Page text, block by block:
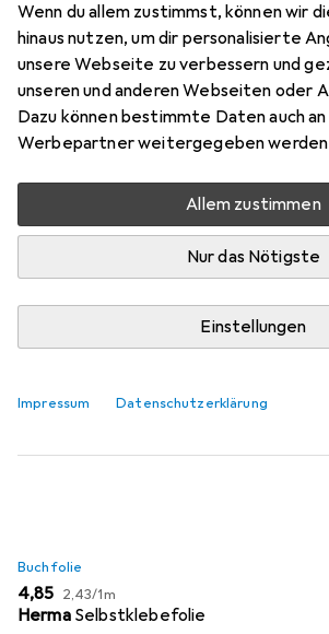
Wenn du allem zustimmst, können wir
hinaus nutzen, um dir personalisierte
unsere Webseite zu verbessern und
unseren und anderen Webseiten oder
Dazu können bestimmte Daten auch
Werbepartner weitergegeben
Allem zustimmen
Nur das Nötigste
Einstellungen
Impressum Datenschutzerklärung
Zubehör für Die kleine
Widerlich - Der
Geburtstagsbesuch
(Pappbilderbuch)
Hier findest du passendes Zubehör
kleine Spinne Widerlich - Der
(Pappbilderbuch) aus den Kategorien
Buchfolie
EUR
4,85 EUR
2,43/1m
Herma Selbstklebefolie